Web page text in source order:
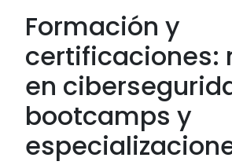
Formación y
certificaciones:
en
bootcamps y